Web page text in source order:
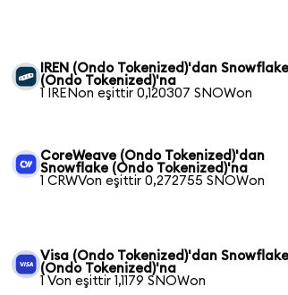
IREN (Ondo Tokenized)'dan Snowflake
(Ondo Tokenized)'na
1 IRENon eşittir 0,120307 SNOWon
CoreWeave (Ondo Tokenized)'dan
Snowflake (Ondo Tokenized)'na
1 CRWVon eşittir 0,272755 SNOWon
Visa (Ondo Tokenized)'dan Snowflake
(Ondo Tokenized)'na
1 Von eşittir 1,1179 SNOWon